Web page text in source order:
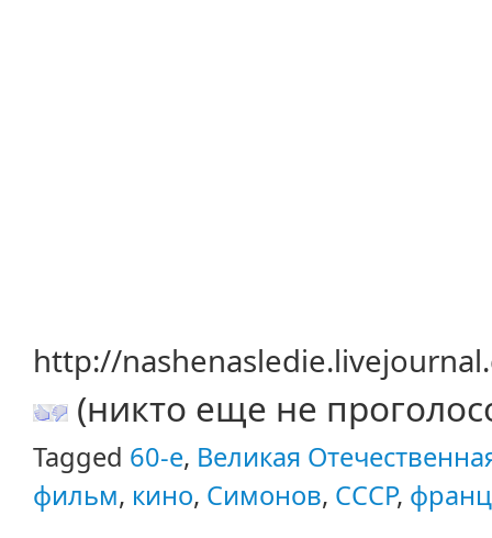
http://
(никто еще не
Tagged 60-е, Великая
фильм, кино, Симонов, СССР,